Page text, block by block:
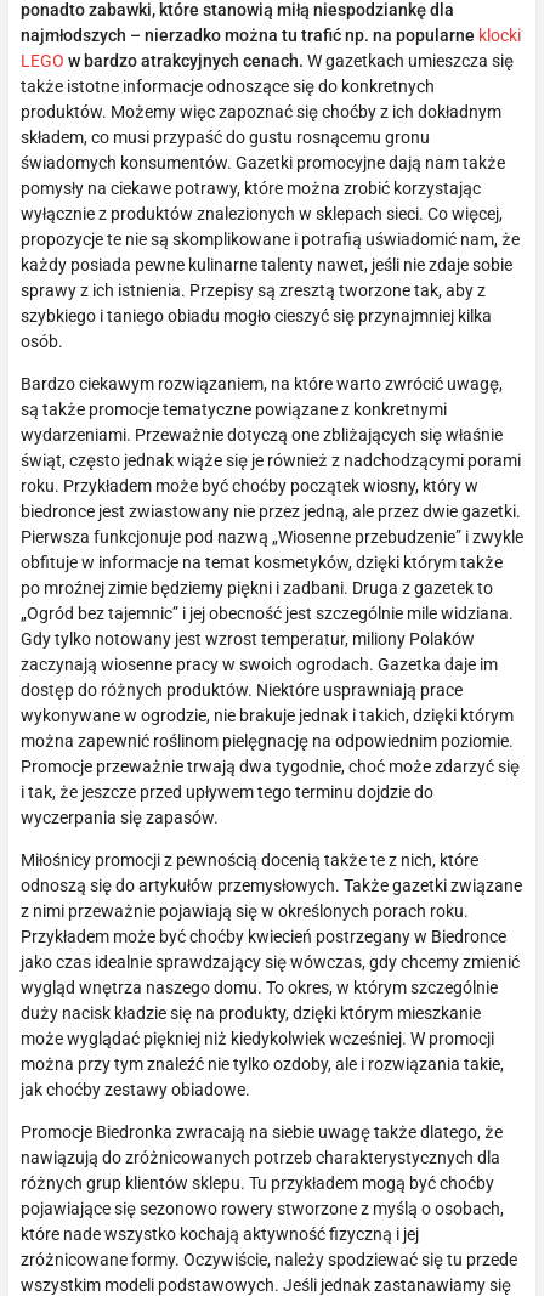
ponadto zabawki, które stanowią miłą niespodziankę dla
najmłodszych – nierzadko można tu trafić np. na popularne klocki
LEGO w bardzo atrakcyjnych cenach. W gazetkach umieszcza się
także istotne informacje odnoszące się do konkretnych
produktów. Możemy więc zapoznać się choćby z ich dokładnym
składem, co musi przypaść do gustu rosnącemu gronu
świadomych konsumentów. Gazetki promocyjne dają nam także
pomysły na ciekawe potrawy, które można zrobić korzystając
wyłącznie z produktów znalezionych w sklepach sieci. Co więcej,
propozycje te nie są skomplikowane i potrafią uświadomić nam, że
każdy posiada pewne kulinarne talenty nawet, jeśli nie zdaje sobie
sprawy z ich istnienia. Przepisy są zresztą tworzone tak, aby z
szybkiego i taniego obiadu mogło cieszyć się przynajmniej kilka
osób.
Bardzo ciekawym rozwiązaniem, na które warto zwrócić uwagę,
są także promocje tematyczne powiązane z konkretnymi
wydarzeniami. Przeważnie dotyczą one zbliżających się właśnie
świąt, często jednak wiąże się je również z nadchodzącymi porami
roku. Przykładem może być choćby początek wiosny, który w
biedronce jest zwiastowany nie przez jedną, ale przez dwie gazetki.
Pierwsza funkcjonuje pod nazwą „Wiosenne przebudzenie” i zwykle
obfituje w informacje na temat kosmetyków, dzięki którym także
po mroźnej zimie będziemy piękni i zadbani. Druga z gazetek to
„Ogród bez tajemnic” i jej obecność jest szczególnie mile widziana.
Gdy tylko notowany jest wzrost temperatur, miliony Polaków
zaczynają wiosenne pracy w swoich ogrodach. Gazetka daje im
dostęp do różnych produktów. Niektóre usprawniają prace
wykonywane w ogrodzie, nie brakuje jednak i takich, dzięki którym
można zapewnić roślinom pielęgnację na odpowiednim poziomie.
Promocje przeważnie trwają dwa tygodnie, choć może zdarzyć się
i tak, że jeszcze przed upływem tego terminu dojdzie do
wyczerpania się zapasów.
Miłośnicy promocji z pewnością docenią także te z nich, które
odnoszą się do artykułów przemysłowych. Także gazetki związane
z nimi przeważnie pojawiają się w określonych porach roku.
Przykładem może być choćby kwiecień postrzegany w Biedronce
jako czas idealnie sprawdzający się wówczas, gdy chcemy zmienić
wygląd wnętrza naszego domu. To okres, w którym szczególnie
duży nacisk kładzie się na produkty, dzięki którym mieszkanie
może wyglądać piękniej niż kiedykolwiek wcześniej. W promocji
można przy tym znaleźć nie tylko ozdoby, ale i rozwiązania takie,
jak choćby zestawy obiadowe.
Promocje Biedronka zwracają na siebie uwagę także dlatego, że
nawiązują do zróżnicowanych potrzeb charakterystycznych dla
różnych grup klientów sklepu. Tu przykładem mogą być choćby
pojawiające się sezonowo rowery stworzone z myślą o osobach,
które nade wszystko kochają aktywność fizyczną i jej
zróżnicowane formy. Oczywiście, należy spodziewać się tu przede
wszystkim modeli podstawowych. Jeśli jednak zastanawiamy się